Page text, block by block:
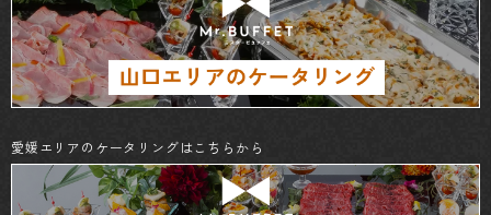
愛媛エリアのケータリングはこちらから